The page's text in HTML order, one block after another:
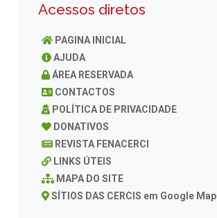
Acessos diretos
PAGINA INICIAL
AJUDA
ÁREA RESERVADA
CONTACTOS
POLÍTICA DE PRIVACIDADE
DONATIVOS
REVISTA FENACERCI
LINKS ÚTEIS
MAPA DO SITE
SÍTIOS DAS CERCIS em Google Map